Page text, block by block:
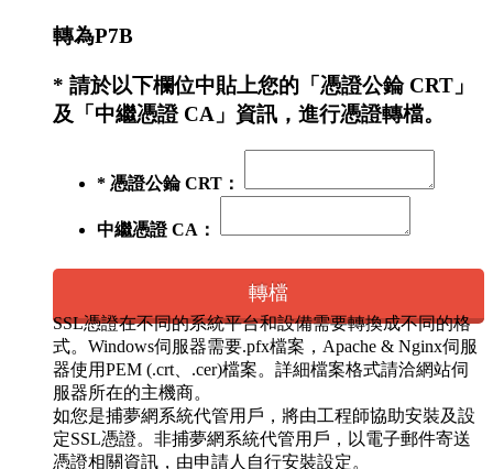
轉為P7B
* 請於以下欄位中貼上您的「憑證公錀 CRT」
及「中繼憑證 CA」資訊，進行憑證轉檔。
* 憑證公錀 CRT：
中繼憑證 CA：
轉檔
SSL憑證在不同的系統平台和設備需要轉換成不同的格
式。Windows伺服器需要.pfx檔案，Apache & Nginx伺服
器使用PEM (.crt、.cer)檔案。詳細檔案格式請洽網站伺
服器所在的主機商。
如您是捕夢網系統代管用戶，將由工程師協助安裝及設
定SSL憑證。非捕夢網系統代管用戶，以電子郵件寄送
憑證相關資訊，由申請人自行安裝設定。